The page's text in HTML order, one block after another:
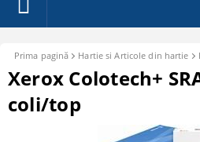
Prima pagină Hartie si Articole din hartie
Xerox Colotech+
coli/top